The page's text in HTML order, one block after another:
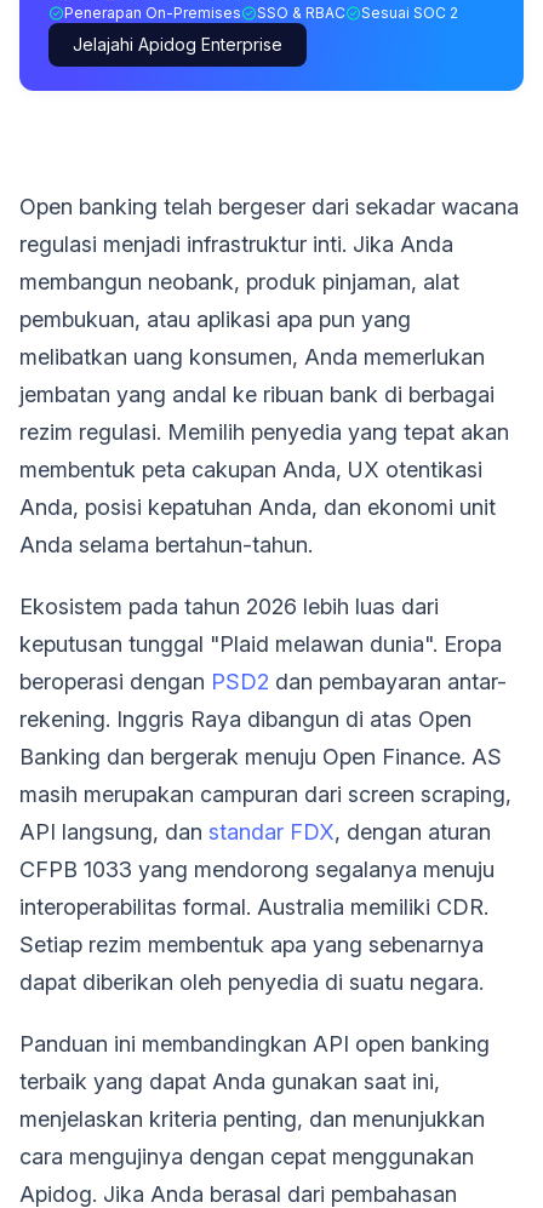
Penerapan On-Premises SSO & RBAC Sesuai SOC 2
Jelajahi Apidog Enterprise
Open banking telah bergeser dari sekadar wacana
regulasi menjadi infrastruktur inti. Jika Anda
membangun neobank, produk pinjaman, alat
pembukuan, atau aplikasi apa pun yang
melibatkan uang konsumen, Anda memerlukan
jembatan yang andal ke ribuan bank di berbagai
rezim regulasi. Memilih penyedia yang tepat akan
membentuk peta cakupan Anda, UX otentikasi
Anda, posisi kepatuhan Anda, dan ekonomi unit
Anda selama bertahun-tahun.
Ekosistem pada tahun 2026 lebih luas dari
keputusan tunggal "Plaid melawan dunia". Eropa
beroperasi dengan PSD2 dan pembayaran antar-
rekening. Inggris Raya dibangun di atas Open
Banking dan bergerak menuju Open Finance. AS
masih merupakan campuran dari screen scraping,
API langsung, dan standar FDX, dengan aturan
CFPB 1033 yang mendorong segalanya menuju
interoperabilitas formal. Australia memiliki CDR.
Setiap rezim membentuk apa yang sebenarnya
dapat diberikan oleh penyedia di suatu negara.
Panduan ini membandingkan API open banking
terbaik yang dapat Anda gunakan saat ini,
menjelaskan kriteria penting, dan menunjukkan
cara mengujinya dengan cepat menggunakan
Apidog. Jika Anda berasal dari pembahasan